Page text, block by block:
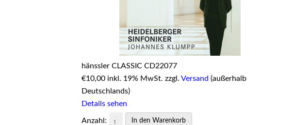
hänssler CLASSIC CD22077
€10,00 inkl. 19% MwSt. zzgl. Versand (außerhalb
Deutschlands)
Details sehen
Anzahl: